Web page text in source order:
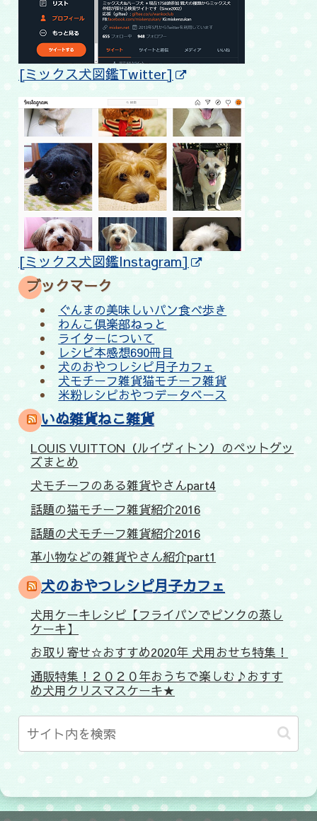
[ミックス犬図鑑Twitter]
[ミックス犬図鑑Instagram]
ブックマーク
ぐんまの美味しいパン食べ歩き
わんこ倶楽部ねっと
ライターについて
レシピ本感想690冊目
犬のおやつレシピ月子カフェ
犬モチーフ雑貨猫モチーフ雑貨
米粉レシピおやつデータベース
いぬ雑貨ねこ雑貨
LOUIS VUITTON（ルイヴィトン）のペットグッ
ズまとめ
犬モチーフのある雑貨やさんpart4
話題の猫モチーフ雑貨紹介2016
話題の犬モチーフ雑貨紹介2016
革小物などの雑貨やさん紹介part1
犬のおやつレシピ月子カフェ
犬用ケーキレシピ【フライパンでピンクの蒸し
ケーキ】
お取り寄せ☆おすすめ2020年 犬用おせち特集！
通販特集！２０２０年おうちで楽しむ♪おすす
め犬用クリスマスケーキ★